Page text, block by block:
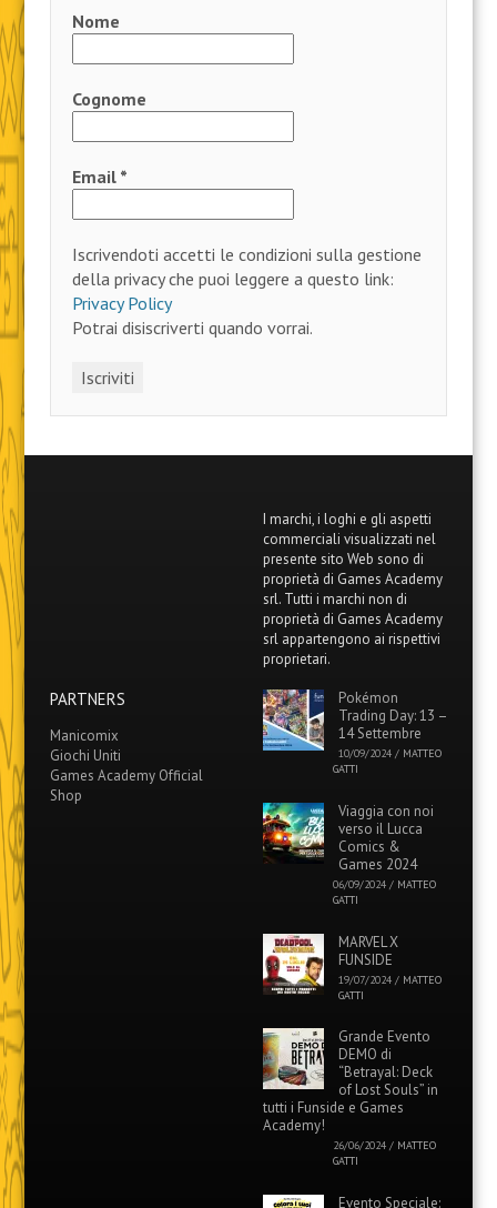
Nome
Cognome
Email *
Iscrivendoti accetti le condizioni sulla gestione
della privacy che puoi leggere a questo link:
Privacy Policy
Potrai disiscriverti quando vorrai.
I marchi, i loghi e gli aspetti
commerciali visualizzati nel
presente sito Web sono di
proprietà di Games Academy
srl. Tutti i marchi non di
proprietà di Games Academy
srl appartengono ai rispettivi
proprietari.
PARTNERS
Manicomix
Giochi Uniti
Games Academy Official
Shop
Pokémon
Trading Day: 13 –
14 Settembre
10/09/2024 / MATTEO
GATTI
Viaggia con noi
verso il Lucca
Comics &
Games 2024
06/09/2024 / MATTEO
GATTI
MARVEL X
FUNSIDE
19/07/2024 / MATTEO
GATTI
Grande Evento
DEMO di
“Betrayal: Deck
of Lost Souls” in
tutti i Funside e Games
Academy!
26/06/2024 / MATTEO
GATTI
Evento Speciale: